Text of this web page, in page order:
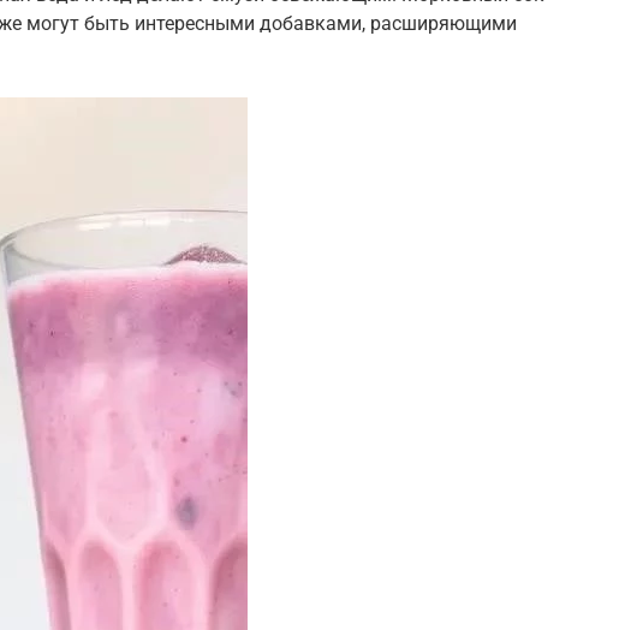
могут быть интересными добавками, расширяющими